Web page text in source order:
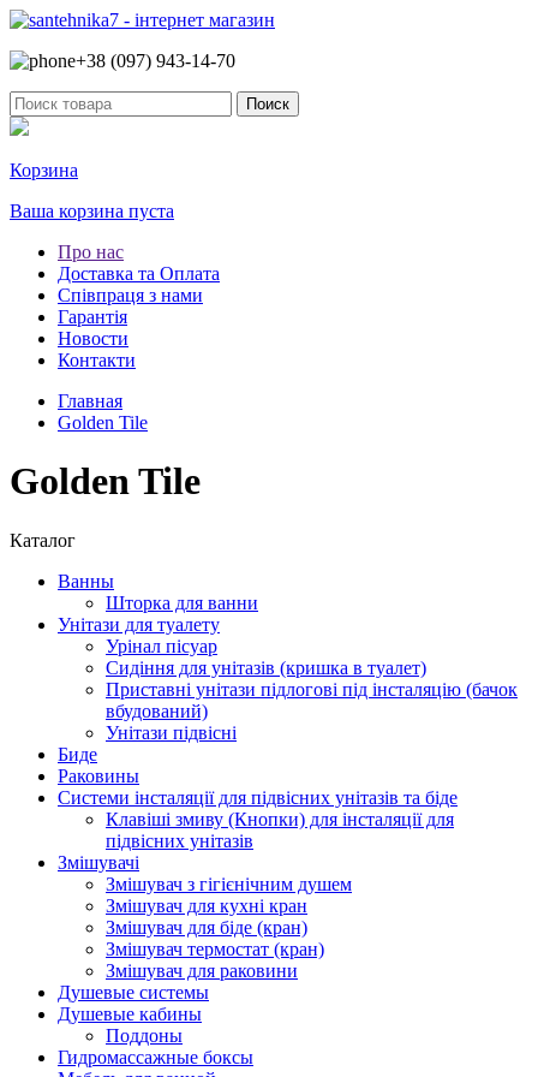
+38 (097) 943-14-70
Корзина
Ваша корзина пуста
Про нас
Доставка та Оплата
Співпраця з нами
Гарантія
Новости
Контакти
Главная
Golden Tile
Golden Tile
Каталог
Ванны
Шторка для ванни
Унітази для туалету
Урінал пісуар
Сидіння для унітазів (кришка в туалет)
Приставні унітази підлогові під інсталяцію (бачок
вбудований)
Унітази підвісні
Биде
Раковины
Системи інсталяції для підвісних унітазів та біде
Клавіші змиву (Кнопки) для інсталяції для
підвісних унітазів
Змішувачі
Змішувач з гігієнічним душем
Змішувач для кухні кран
Змішувач для біде (кран)
Змішувач термостат (кран)
Змішувач для раковини
Душевые системы
Душевые кабины
Поддоны
Гидромассажные боксы